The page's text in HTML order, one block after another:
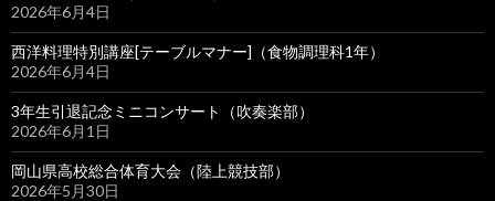
2026年6月4日
西洋料理特別講座[テーブルマナー]（食物調理科1年）
2026年6月4日
3年生引退記念ミニコンサート（吹奏楽部）
2026年6月1日
岡山県高校総合体育大会（陸上競技部）
2026年5月30日